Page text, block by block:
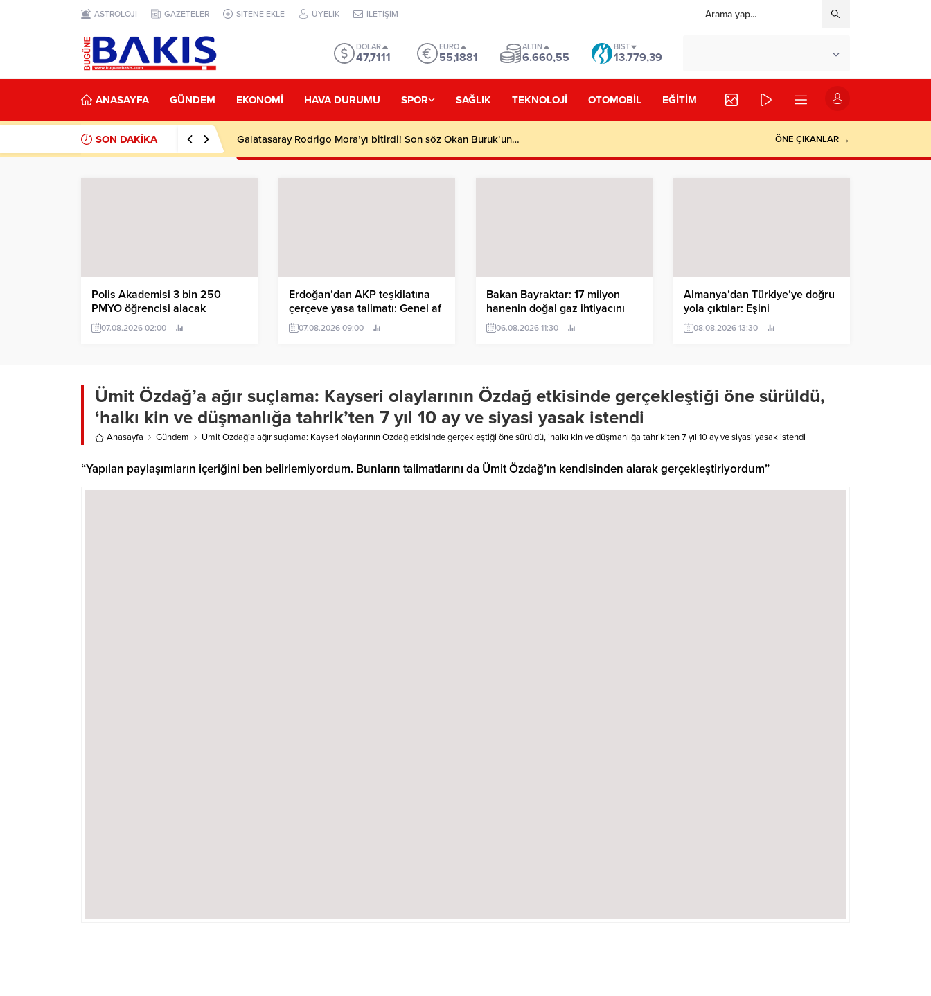
ASTROLOJİ GAZETELER SİTENE EKLE ÜYELİK İLETİŞİM
DOLAR
47,7111
EURO
55,1881
ALTIN
6.660,55
BIST
13.779,39
ANASAYFA GÜNDEM EKONOMİ HAVA DURUMU SPOR SAĞLIK TEKNOLOJİ OTOMOBİL EĞİTİM
SON DAKİKA Galatasaray Rodrigo Mora’yı bitirdi! Son söz Okan Buruk’un… ÖNE ÇIKANLAR →
Polis Akademisi 3 bin 250
PMYO öğrencisi alacak
07.08.2026 02:00
Erdoğan’dan AKP teşkilatına
çerçeve yasa talimatı: Genel af
yok, kişiye özel statü yok; bunu
anlatın
07.08.2026 09:00
Bakan Bayraktar: 17 milyon
hanenin doğal gaz ihtiyacını
kendi gazımızla kendi
sahamızdan karşılar hale
06.08.2026 11:30
Almanya’dan Türkiye’ye doğru
yola çıktılar: Eşini
Hırvatistan’da bir benzinlikte
unuttu!
08.08.2026 13:30
Ümit Özdağ’a ağır suçlama: Kayseri olaylarının Özdağ etkisinde gerçekleştiği öne sürüldü,
‘halkı kin ve düşmanlığa tahrik’ten 7 yıl 10 ay ve siyasi yasak istendi
Anasayfa Gündem Ümit Özdağ’a ağır suçlama: Kayseri olaylarının Özdağ etkisinde gerçekleştiği öne sürüldü, ‘halkı kin ve düşmanlığa tahrik’ten 7 yıl 10 ay ve siyasi yasak istendi
“Yapılan paylaşımların içeriğini ben belirlemiyordum. Bunların talimatlarını da Ümit Özdağ’ın kendisinden alarak gerçekleştiriyordum”